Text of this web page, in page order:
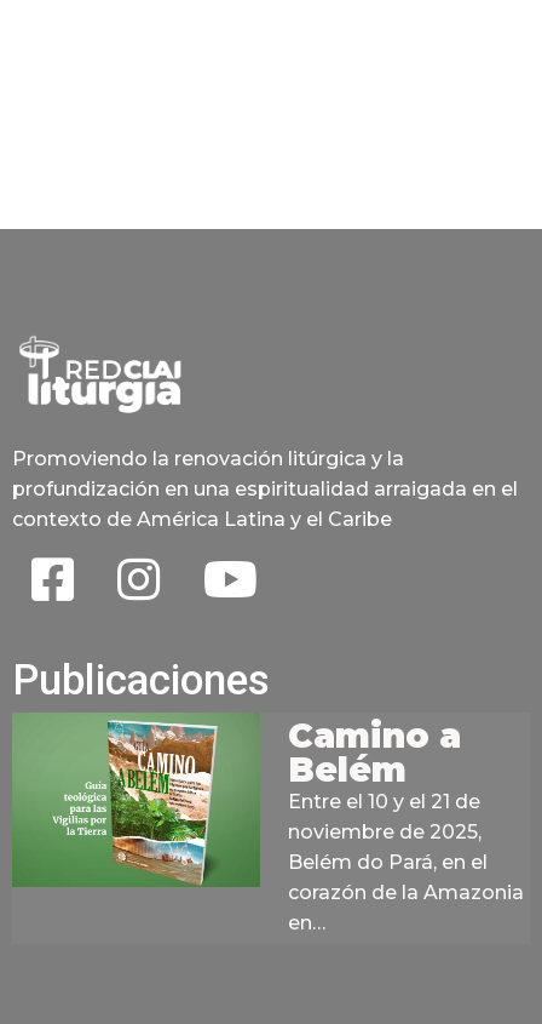
Promoviendo la renovación litúrgica y la
profundización en una espiritualidad arraigada en el
contexto de América Latina y el Caribe
Publicaciones
Camino a
Belém
Entre el 10 y el 21 de
noviembre de 2025,
Belém do Pará, en el
corazón de la Amazonia
en…